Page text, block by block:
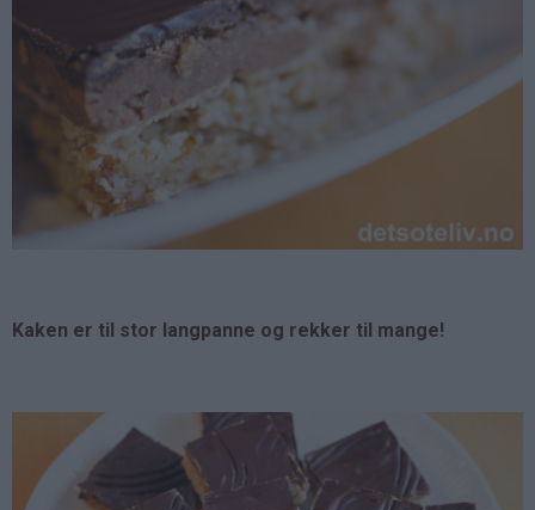
Kaken er til stor langpanne og rekker til mange!